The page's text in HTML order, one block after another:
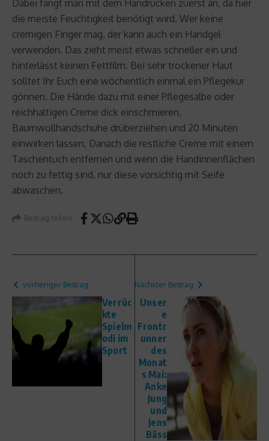
Dabei fängt man mit dem Handrücken zuerst an, da hier
die meiste Feuchtigkeit benötigt wird. Wer keine
cremigen Finger mag, der kann auch ein Handgel
verwenden. Das zieht meist etwas schneller ein und
hinterlässt keinen Fettfilm. Bei sehr trockener Haut
solltet Ihr Euch eine wöchentlich einmal ein Pflegekur
gönnen. Die Hände dazu mit einer Pflegesalbe oder
reichhaltigen Creme dick einschmieren,
Baumwollhandschuhe drüberziehen und 20 Minuten
einwirken lassen. Danach die restliche Creme mit einem
Taschentuch entfernen und wenn die Handinnenflächen
noch zu fettig sind, nur diese vorsichtig mit Seife
abwaschen.
Beitrag teilen
vorheriger Beitrag
Verrüc
kte
Spielm
odi im
Sport
Nächster Beitrag
Unser
e
Frontr
unner
des
Monat
s Mai:
Anke
Jung
und
Jens
Bäss